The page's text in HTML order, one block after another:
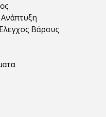
Βάρους